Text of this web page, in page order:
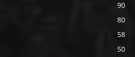
90
80
58
50